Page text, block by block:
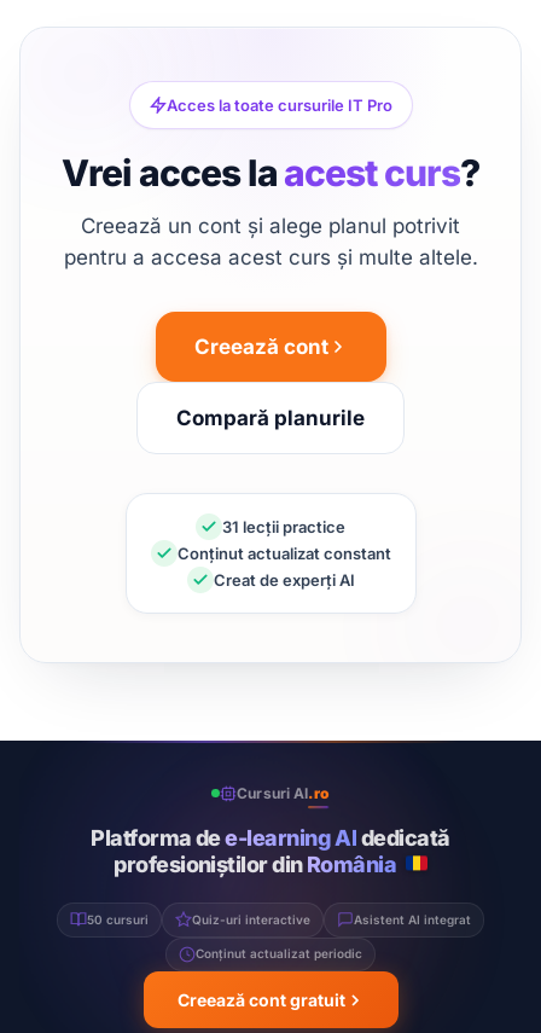
Acces la toate cursurile IT Pro
Vrei acces laacest curs?
Creează un cont și alege planul potrivit
pentru a accesa acest curs și multe altele.
Creează cont
Compară planurile
31 lecții practice
Conținut actualizat constant
Creat de experți AI
Cursuri AI.ro
Platforma dee-learning AIdedicată
profesioniștilor dinRomânia
50 cursuri Quiz-uri interactive Asistent AI integrat
Conținut actualizat periodic
Creează cont gratuit